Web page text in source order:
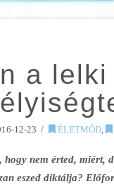
a
12-23 ÉLETMÓD,
hogy nem érted, miért,
eszed diktálja?